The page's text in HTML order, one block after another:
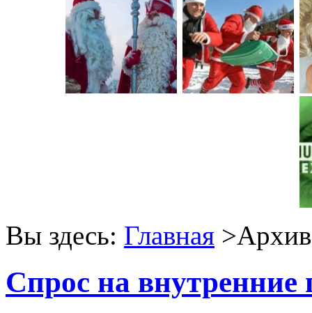
Вы здесь: Главная >Архив
Спрос на внутренние